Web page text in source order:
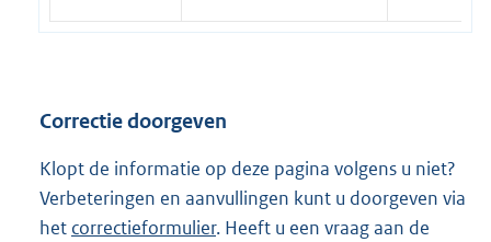
r
i
n
k
:
Correctie doorgeven
Klopt de informatie op deze pagina volgens u niet?
Verbeteringen en aanvullingen kunt u doorgeven via
het correctieformulier. Heeft u een vraag aan de